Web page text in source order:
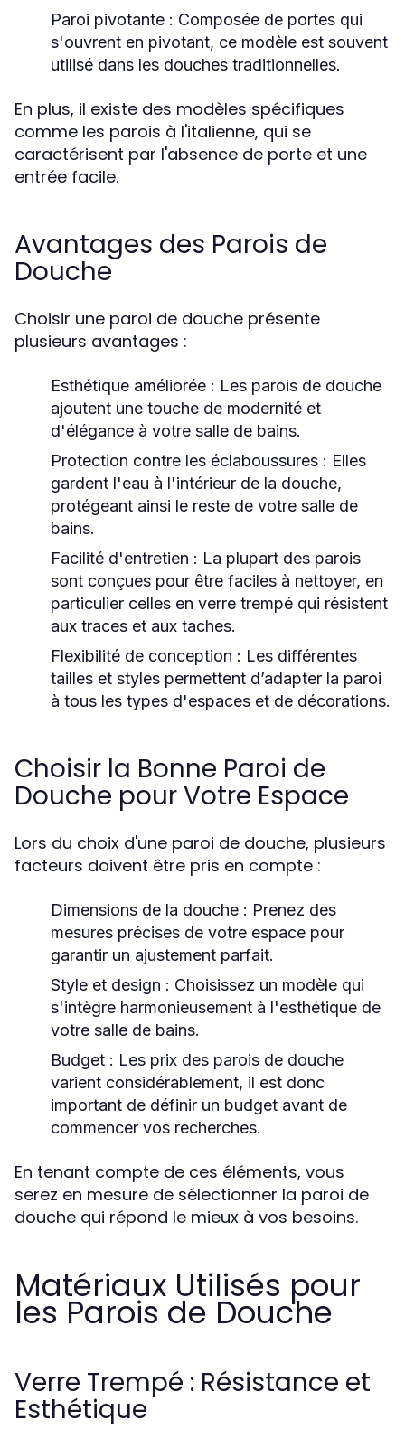
Paroi pivotante : Composée de portes qui
s'ouvrent en pivotant, ce modèle est souvent
utilisé dans les douches traditionnelles.
En plus, il existe des modèles spécifiques
comme les parois à l'italienne, qui se
caractérisent par l'absence de porte et une
entrée facile.
Avantages des Parois de
Douche
Choisir une paroi de douche présente
plusieurs avantages :
Esthétique améliorée : Les parois de douche
ajoutent une touche de modernité et
d'élégance à votre salle de bains.
Protection contre les éclaboussures : Elles
gardent l'eau à l'intérieur de la douche,
protégeant ainsi le reste de votre salle de
bains.
Facilité d'entretien : La plupart des parois
sont conçues pour être faciles à nettoyer, en
particulier celles en verre trempé qui résistent
aux traces et aux taches.
Flexibilité de conception : Les différentes
tailles et styles permettent d’adapter la paroi
à tous les types d'espaces et de décorations.
Choisir la Bonne Paroi de
Douche pour Votre Espace
Lors du choix d'une paroi de douche, plusieurs
facteurs doivent être pris en compte :
Dimensions de la douche : Prenez des
mesures précises de votre espace pour
garantir un ajustement parfait.
Style et design : Choisissez un modèle qui
s'intègre harmonieusement à l'esthétique de
votre salle de bains.
Budget : Les prix des parois de douche
varient considérablement, il est donc
important de définir un budget avant de
commencer vos recherches.
En tenant compte de ces éléments, vous
serez en mesure de sélectionner la paroi de
douche qui répond le mieux à vos besoins.
Matériaux Utilisés pour
les Parois de Douche
Verre Trempé : Résistance et
Esthétique